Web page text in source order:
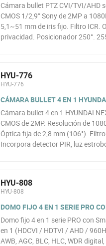
Cámara bullet PTZ CVI/TVI/AHD
CMOS 1/2,9” Sony de 2MP a
5,1~51 mm de iris fijo. Filtro ICR.
privacidad. Posicionador 250°.
HYU-776
HYU-776
CÁMARA BULLET 4 EN 1
Cámara bullet 4 en 1 HYUNDAI
CMOS de 2MP. Resolución de
Óptica fija de 2,8 mm (106°). Filtro
Incorpora detector PIR, luz
HYU-808
HYU-808
DOMO FIJO 4 EN 1 SERIE PRO
Domo fijo 4 en 1 serie PRO con
en 1 (HDCVI / HDTVI / AHD /
AWB, AGC, BLC, HLC, WDR